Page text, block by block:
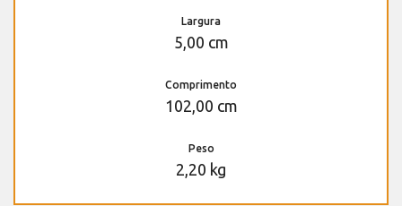
Largura
5,00 cm
Comprimento
102,00 cm
Peso
2,20 kg